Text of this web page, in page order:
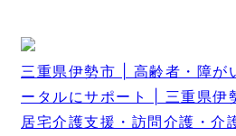
三重県伊勢市 | 高齢者・障が
ータルにサポート | 三重県伊
居宅介護支援・訪問介護・介